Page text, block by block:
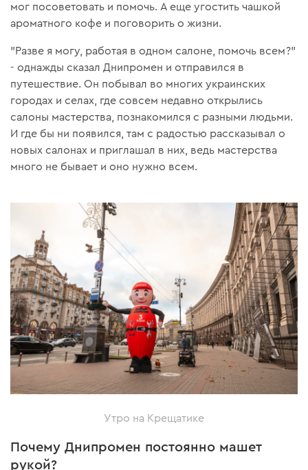
мог посоветовать и помочь. А еще угостить чашкой
ароматного кофе и поговорить о жизни.
"Разве я могу, работая в одном салоне, помочь всем?"
- однажды сказал Днипромен и отправился в
путешествие. Он побывал во многих украинских
городах и селах, где совсем недавно открылись
салоны мастерства, познакомился с разными людьми.
И где бы ни появился, там с радостью рассказывал о
новых салонах и приглашал в них, ведь мастерства
много не бывает и оно нужно всем.
Утро на Крещатике
Почему Днипромен постоянно машет
рукой?